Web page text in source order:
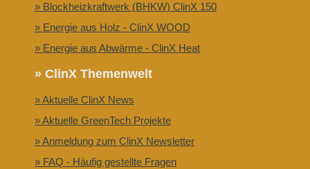
» Blockheizkraftwerk (BHKW) ClinX 150
» Energie aus Holz - ClinX WOOD
» Energie aus Abwärme - ClinX Heat
» ClinX Themenwelt
» Aktuelle ClinX News
» Aktuelle GreenTech Projekte
» Anmeldung zum ClinX Newsletter
» FAQ - Häufig gestellte Fragen